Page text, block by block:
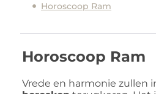
Horoscoop Ram
Horoscoop Ram
Vrede en harmonie zullen